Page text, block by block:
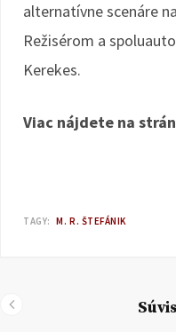
alternatívne scenáre
Režisérom a
Kerekes.
Viac nájdete na
TAGY: M. R. ŠTEFÁNIK